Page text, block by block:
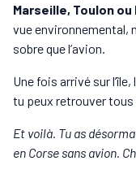
Marseille, Toulon ou
vue environnemental,
sobre que l’avion.
Une fois arrivé sur l’île,
tu peux retrouver
Et voilà. Tu as
en Corse sans avion.